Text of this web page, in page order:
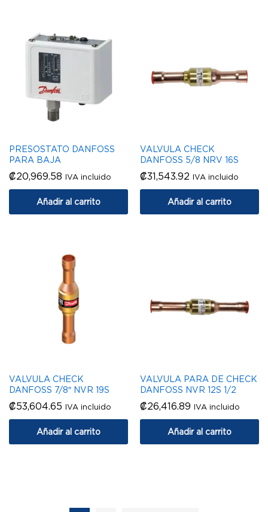
PRESOSTATO DANFOSS
PARA BAJA
₡20,969.58 IVA incluido
Añadir al carrito
VALVULA CHECK
DANFOSS 5/8 NRV 16S
₡31,543.92 IVA incluido
Añadir al carrito
VALVULA CHECK
DANFOSS 7/8″ NVR 19S
₡53,604.65 IVA incluido
Añadir al carrito
VALVULA PARA DE CHECK
DANFOSS NVR 12S 1/2
₡26,416.89 IVA incluido
Añadir al carrito